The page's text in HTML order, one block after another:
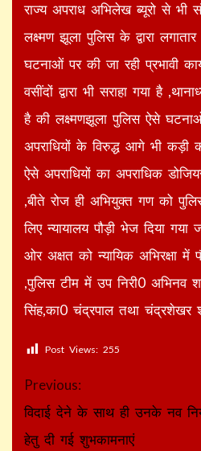
राज्य अपराध अभिलेख ब्यूरो से भी
लक्ष्मण झूला पुलिस के द्वारा
घटनाओं पर की जा रही प्रभावी
वसींदों द्वारा भी सराहा गया है
है की लक्ष्मणझूला पुलिस ऐसे
अपराधियों के विरुद्ध आगे भी कड़ी
ऐसे अपराधियों का अपराधिक
,बीते रोज ही अभियुक्त गण को पुलिस
लिए न्यायालय पौड़ी भेज दिया
ओर अक्षत को न्यायिक अभिरक्षा में
,पुलिस टीम में उप निरी0 अभिनव
सिंह,का0 चंद्रपाल तथा चंद्रशेखर
Post Views: 255
Continue
Reading
Previous:
विदाई देने के साथ ही उनके नव
हेतु दी गई शुभकामनाएं